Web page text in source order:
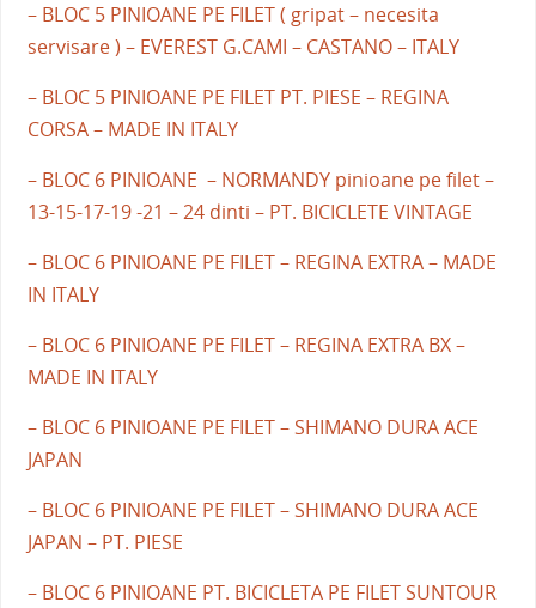
– BLOC 5 PINIOANE PE FILET ( gripat – necesita
servisare ) – EVEREST G.CAMI – CASTANO – ITALY
– BLOC 5 PINIOANE PE FILET PT. PIESE – REGINA
CORSA – MADE IN ITALY
– BLOC 6 PINIOANE – NORMANDY pinioane pe filet –
13-15-17-19 -21 – 24 dinti – PT. BICICLETE VINTAGE
– BLOC 6 PINIOANE PE FILET – REGINA EXTRA – MADE
IN ITALY
– BLOC 6 PINIOANE PE FILET – REGINA EXTRA BX –
MADE IN ITALY
– BLOC 6 PINIOANE PE FILET – SHIMANO DURA ACE
JAPAN
– BLOC 6 PINIOANE PE FILET – SHIMANO DURA ACE
JAPAN – PT. PIESE
– BLOC 6 PINIOANE PT. BICICLETA PE FILET SUNTOUR